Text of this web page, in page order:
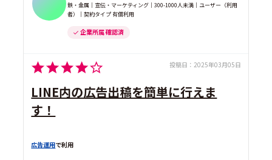
鉄・金属｜宣伝・マーケティング｜300-1000人未満｜ユーザー（利用
者）｜契約タイプ 有償利用
企業所属 確認済
投稿日： 2025年03月05日
LINE内の広告出稿を簡単に行えま
す！
広告運用で利用